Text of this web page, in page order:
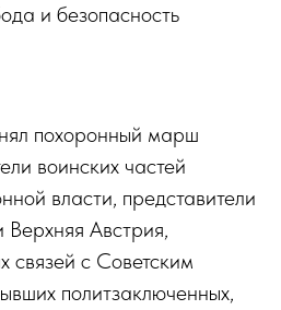
и безопасность
похоронный марш
воинских частей
власти, представители
Верхняя Австрия,
связей с Советским
политзаключенных,